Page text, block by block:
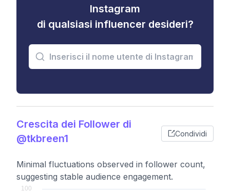
Instagram
di qualsiasi influencer desideri?
Crescita dei Follower di
@tkbreen1
Condividi
Minimal fluctuations observed in follower count,
suggesting stable audience engagement.